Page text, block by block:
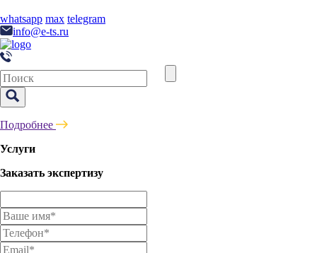
whatsapp max telegram
info@e-ts.ru
Подробнее
Услуги
Заказать экспертизу